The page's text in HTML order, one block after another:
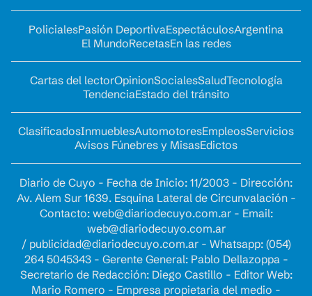
PolicialesPasión DeportivaEspectáculosArgentina
El MundoRecetasEn las redes
Cartas del lectorOpinionSocialesSaludTecnología
TendenciaEstado del tránsito
ClasificadosInmueblesAutomotoresEmpleosServicios
Avisos Fúnebres y MisasEdictos
Diario de Cuyo - Fecha de Inicio: 11/2003 - Dirección:
Av. Alem Sur 1639. Esquina Lateral de Circunvalación -
Contacto: web@diariodecuyo.com.ar- Email:
web@diariodecuyo.com.ar
/ publicidad@diariodecuyo.com.ar- Whatsapp: (054)
264 5045343 - Gerente General: Pablo Dellazoppa -
Secretario de Redacción: Diego Castillo - Editor Web:
Mario Romero - Empresa propietaria del medio -